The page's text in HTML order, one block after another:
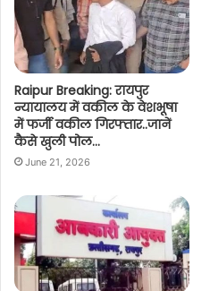
Raipur Breaking: रायपुर
न्यायालय में वकील के वेशभूषा
में फर्जी वकील गिरफ्तार..जानें
कैसे खुली पोल…
June 21, 2026